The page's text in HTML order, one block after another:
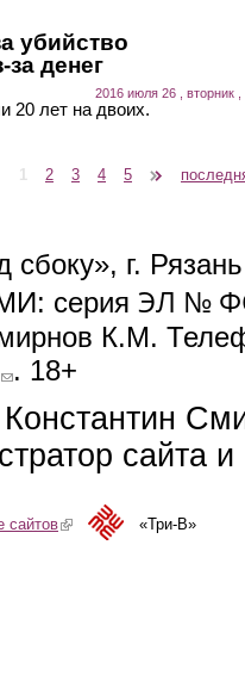
убийство
денег
2016 июля 26 , вторник ,
20 лет на двоих.
1 2 3 4 5
сбоку», г.
серия ЭЛ №
К.М.
(link sends e-mail)
. 18+
Константин
сайта
сайтов(link is external)«Три-В»